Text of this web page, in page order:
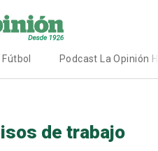
Fútbol Podcast La Opinión
de trabajo